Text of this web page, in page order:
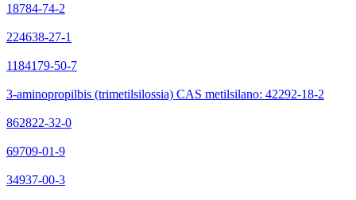
18784-74-2
224638-27-1
1184179-50-7
3-aminopropilbis (trimetilsilossia) CAS metilsilano: 42292-18-2
862822-32-0
69709-01-9
34937-00-3